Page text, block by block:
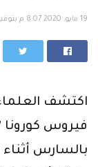
19 مايو, 2020 8:07 م بتوقيت أبوظبي
اكتشف
فيروس كورونا